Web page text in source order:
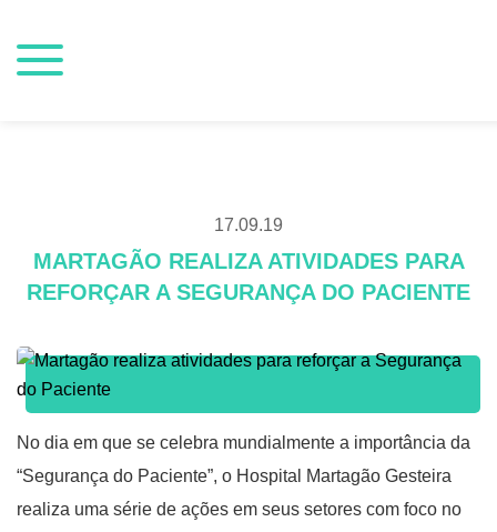
17.09.19
MARTAGÃO REALIZA ATIVIDADES PARA
REFORÇAR A SEGURANÇA DO PACIENTE
No dia em que se celebra mundialmente a importância da
“Segurança do Paciente”, o Hospital Martagão Gesteira
realiza uma série de ações em seus setores com foco no